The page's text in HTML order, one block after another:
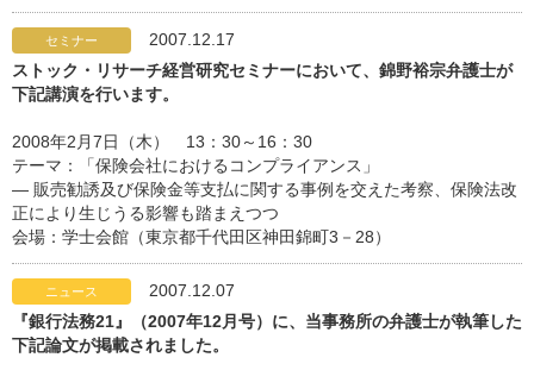
セミナー
2007.12.17
ストック・リサーチ経営研究セミナーにおいて、錦野裕宗弁護士が
下記講演を行います。
2008年2月7日（木） 13：30～16：30
テーマ：「保険会社におけるコンプライアンス」
― 販売勧誘及び保険金等支払に関する事例を交えた考察、保険法改
正により生じうる影響も踏まえつつ
会場：学士会館（東京都千代田区神田錦町3－28）
ニュース
2007.12.07
『銀行法務21』（2007年12月号）に、当事務所の弁護士が執筆した
下記論文が掲載されました。